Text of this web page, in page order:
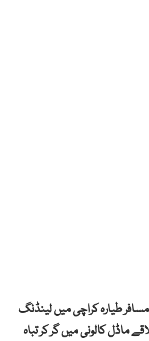
طیارہ کراچی میں لینڈنگ
ماڈل کالونی میں گر کر تباہ